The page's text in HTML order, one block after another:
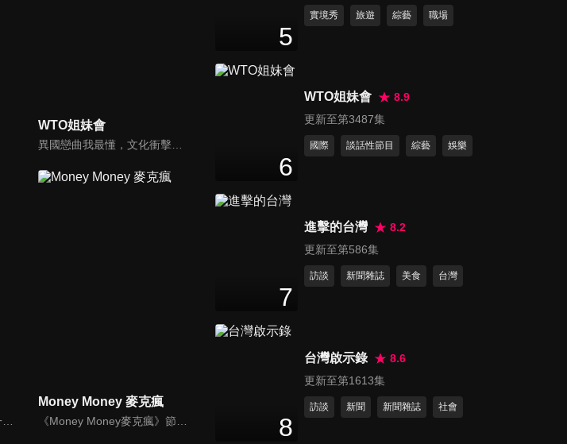
WTO姐妹會
地球上男女比例將近一比一，也就是有二分之一的女人。我們認為新世代的女人不論在能力、經濟、教育、工作上都不輸男人，這些獨立自主的女人早已撐起半邊天，她們有自己的價值觀和感情觀，我們稱她們是『二分之一強』。
Money Money 麥克瘋
《Money Money麥克瘋》節目強調不比音準、不比音色，也不比外型、外貌、氣質、長相等如何，只強調只要歌詞記得牢，就可以參加比賽。
Poisonous Love》GinJay
- 申惠齡,劉世理,趙多彬,鄭嘉睿
第1239集 三星獅啦啦隊
第1240集 韓職啦啦隊 - 徐如
辰,宋旼校,龍京雅,車睿娜專訪
12
Head 2 Head
第1242集 GMM-CLO’VER &
FELIZZ 《T-POP
5
實境秀 旅遊 綜藝 職場
6
WTO姐妹會
8.9
更新至第3487集
國際 談話性節目 綜藝 娛樂
7
進擊的台灣
8.2
更新至第586集
訪談 新聞雜誌 美食 台灣
8
台灣啟示錄
8.6
更新至第1613集
訪談 新聞 新聞雜誌 社會